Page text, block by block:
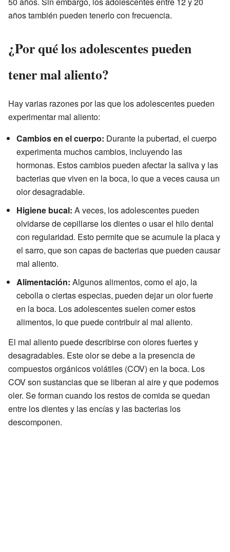
años también pueden tenerlo con frecuencia.
¿Por qué los adolescentes pueden
tener mal aliento?
Hay varias razones por las que los adolescentes pueden
experimentar mal aliento:
Cambios en el cuerpo: Durante la pubertad, el cuerpo
experimenta muchos cambios, incluyendo las
hormonas. Estos cambios pueden afectar la saliva y las
bacterias que viven en la boca, lo que a veces causa un
olor desagradable.
Higiene bucal: A veces, los adolescentes pueden
olvidarse de cepillarse los dientes o usar el hilo dental
con regularidad. Esto permite que se acumule la placa y
el sarro, que son capas de bacterias que pueden causar
mal aliento.
Alimentación: Algunos alimentos, como el ajo, la
cebolla o ciertas especias, pueden dejar un olor fuerte
en la boca. Los adolescentes suelen comer estos
alimentos, lo que puede contribuir al mal aliento.
El mal aliento puede describirse con olores fuertes y
desagradables. Este olor se debe a la presencia de
compuestos orgánicos volátiles (COV) en la boca. Los
COV son sustancias que se liberan al aire y que podemos
oler. Se forman cuando los restos de comida se quedan
entre los dientes y las encías y las bacterias los
descomponen.